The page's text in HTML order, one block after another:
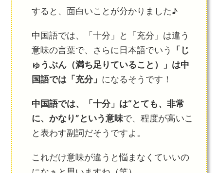
すると、面白いことが分かりました♪
中国語では、「十分」と「充分」は違う
意味の言葉で、さらに日本語でいう
「じ
ゅうぶん（満ち足りていること）」は中
国語では「充分」 になるそうです！
中国語では、「十分」は“とても、非常
に、かなり”という意味で、程度が高いこ
と表わす副詞だそうですよ。
これだけ意味が違うと悩まなくていいの